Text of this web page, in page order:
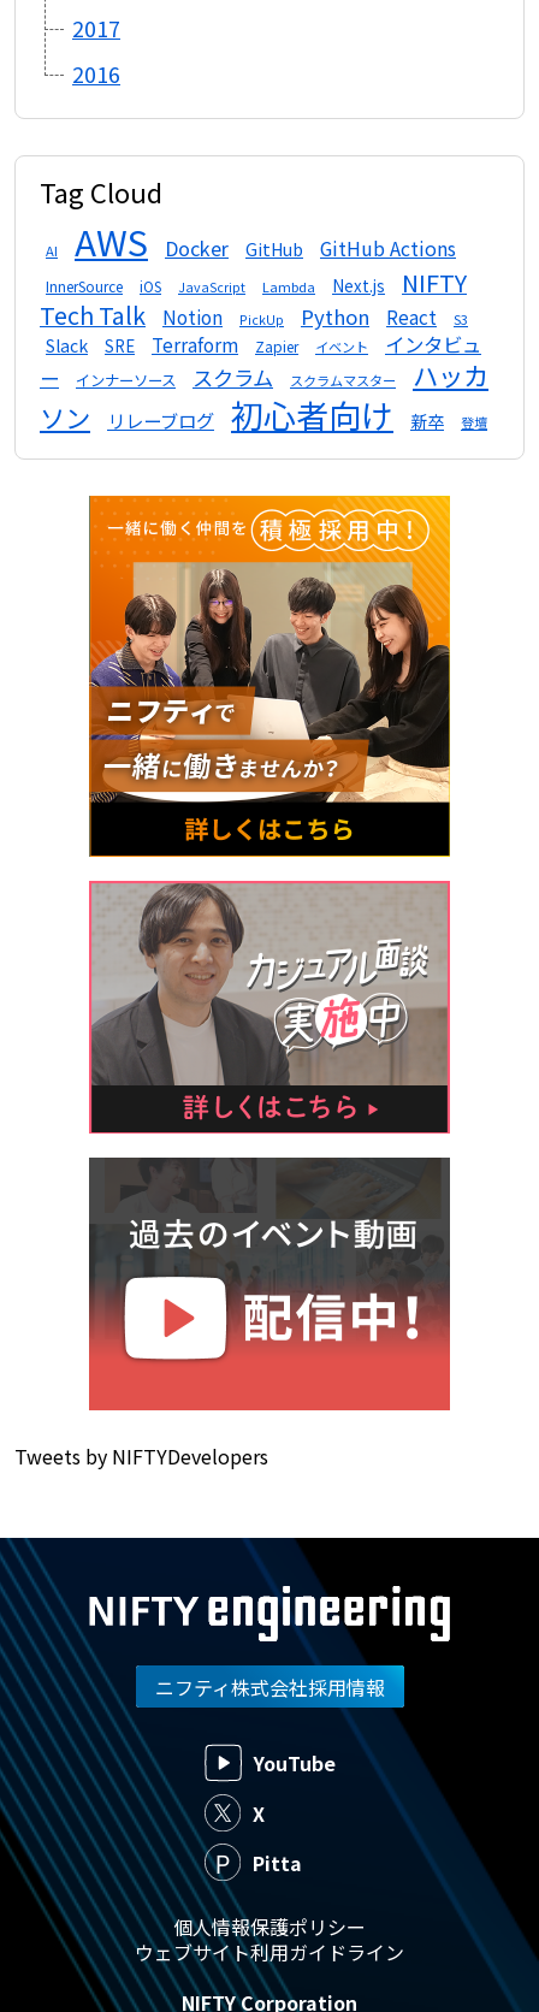
2017
2016
Tag Cloud
AI AWS Docker GitHub GitHub Actions
InnerSource iOS JavaScript Lambda Next.js
NIFTY
Tech Talk
Notion PickUp Python React S3
Slack SRE Terraform Zapier イベント
インタビュ
ー
インナーソース スクラム スクラムマスター
ハッカ
ソン
リレーブログ 初心者向け 新卒 登壇
Tweets by NIFTYDevelopers
ニフティ株式会社採用情報
YouTube
X
Pitta
個人情報保護ポリシー
ウェブサイト利用ガイドライン
NIFTY Corporation